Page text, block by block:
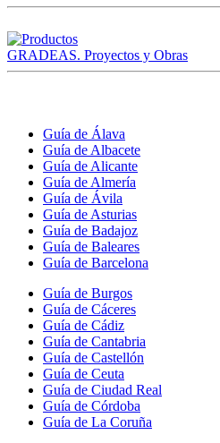
GRADEAS. Proyectos y Obras
Guía de Álava
Guía de Albacete
Guía de Alicante
Guía de Almería
Guía de Ávila
Guía de Asturias
Guía de Badajoz
Guía de Baleares
Guía de Barcelona
Guía de Burgos
Guía de Cáceres
Guía de Cádiz
Guía de Cantabria
Guía de Castellón
Guía de Ceuta
Guía de Ciudad Real
Guía de Córdoba
Guía de La Coruña